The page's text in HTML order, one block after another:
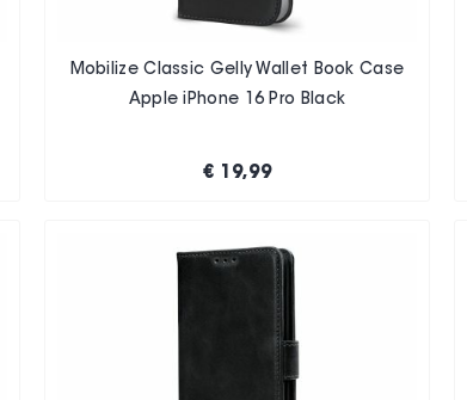
Mobilize Classic Gelly Wallet Book Case
Apple iPhone 16 Pro Black
€ 19,99